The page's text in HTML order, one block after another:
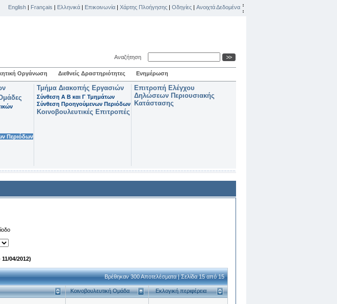
English | Français | Ελληνικά | Επικοινωνία | Χάρτης Πλοήγησης | Οδηγίες | Ανοιχτά Δεδομένα
Αναζήτηση
Οργάνωση Διεθνείς Δραστηριότητες Ενημέρωση
Περιόδων
Τμήμα Διακοπής Εργασιών
Σύνθεση Α Β και Γ Τμημάτων
Σύνθεση Προηγούμενων Περιόδων
Κοινοβουλευτικές Επιτροπές
Επιτροπή Ελέγχου
Δηλώσεων Περιουσιακής
Κατάστασης
11/04/2012)
Βρέθηκαν 300 Αποτελέσματα | Σελίδα 15 από 15
Κοινοβουλευτική Ομάδα Εκλογική περιφέρεια